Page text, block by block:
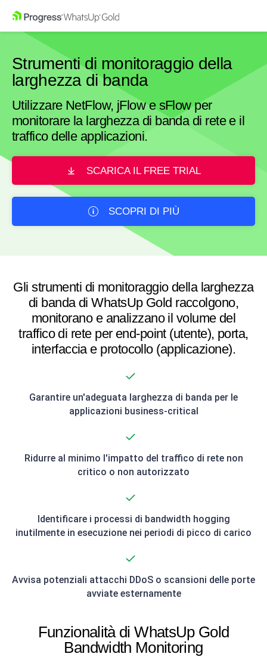
Strumenti di monitoraggio della
larghezza di banda
Utilizzare NetFlow, jFlow e sFlow per
monitorare la larghezza di banda di rete e il
traffico delle applicazioni.
SCARICA IL FREE TRIAL
SCOPRI DI PIÙ
Gli strumenti di monitoraggio della larghezza
di banda di WhatsUp Gold raccolgono,
monitorano e analizzano il volume del
traffico di rete per end-point (utente), porta,
interfaccia e protocollo (applicazione).
Garantire un'adeguata larghezza di banda per le
applicazioni business-critical
Ridurre al minimo l'impatto del traffico di rete non
critico o non autorizzato
Identificare i processi di bandwidth hogging
inutilmente in esecuzione nei periodi di picco di carico
Avvisa potenziali attacchi DDoS o scansioni delle porte
avviate esternamente
Funzionalità di WhatsUp Gold
Bandwidth Monitoring